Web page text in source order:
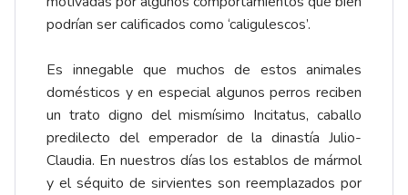
podrían ser calificados como ‘caligulescos’.
Es innegable que muchos de estos animales
domésticos y en especial algunos perros reciben
un trato digno del mismísimo Incitatus, caballo
predilecto del emperador de la dinastía Julio-
Claudia. En nuestros días los establos de mármol
y el séquito de sirvientes son reemplazados por